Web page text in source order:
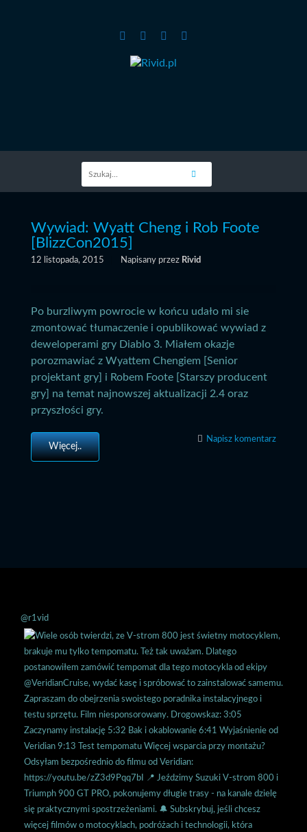
Wywiad: Wyatt Cheng i Rob Foote
[BlizzCon2015]
12 listopada, 2015 Napisany przez Rivid
Po burzliwym powrocie w końcu udało mi sie
zmontować tłumaczenie i opublikować wywiad z
deweloperami gry Diablo 3. Miałem okazje
porozmawiać z Wyattem Chengiem [Senior
projektant gry] i Robem Foote [Starszy producent
gry] na temat najnowszej aktualizacji 2.4 oraz
przyszłości gry.
Więcej..
Napisz komentarz
@r1vid